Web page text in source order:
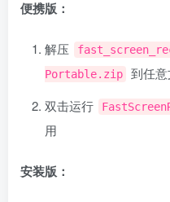
便携版：
解压
Portable.zip
到任
双击运行
用
安装版：